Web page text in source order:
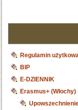
Regulamin
BIP
E-DZIENNIK
Erasmus+ (Włochy)